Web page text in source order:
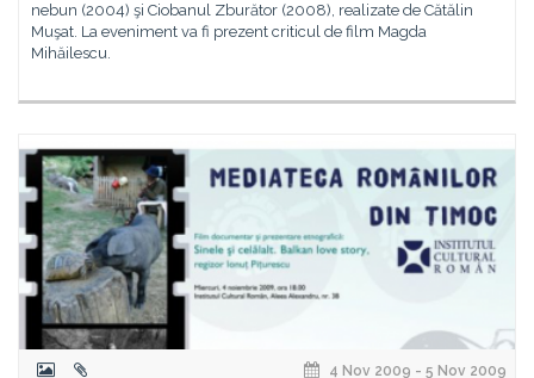
nebun (2004) şi Ciobanul Zburător (2008), realizate de Cătălin
Muşat. La eveniment va fi prezent criticul de film Magda
Mihăilescu.
4 Nov 2009 - 5 Nov 2009